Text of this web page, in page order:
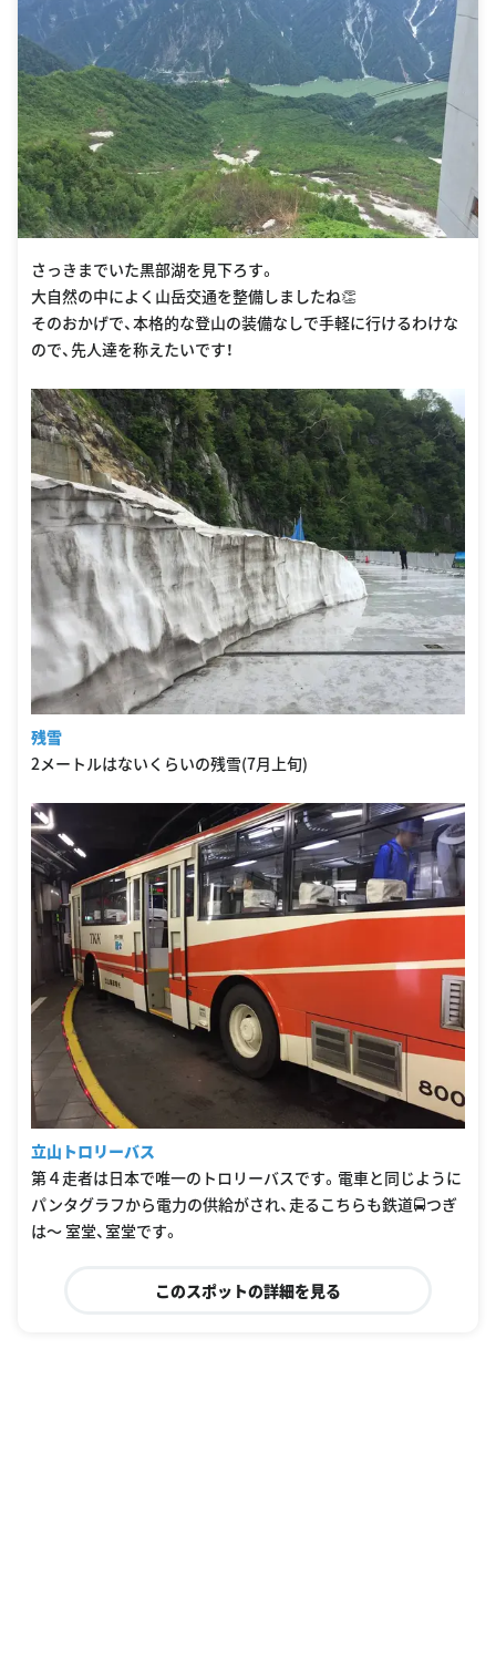
さっきまでいた黒部湖を見下ろす。
大自然の中によく山岳交通を整備しましたね👏
そのおかげで、本格的な登山の装備なしで手軽に行けるわけな
ので、先人達を称えたいです！
残雪
2メートルはないくらいの残雪(7月上旬)
立山トロリーバス
第４走者は日本で唯一のトロリーバスです。電車と同じように
パンタグラフから電力の供給がされ、走るこちらも鉄道🚍つぎ
は〜 室堂、室堂です。
このスポットの詳細を見る